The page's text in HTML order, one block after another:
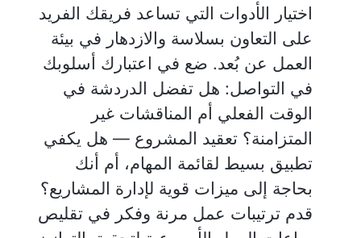
اختيار الأدوات التي تساعد فريقك الفريد
على التعاون بسلاسة والازدهار في بيئة
العمل عن بُعد. ضع في اعتبارك أسلوبك
في التواصل: هل تفضل الدردشة في
الوقت الفعلي أم المناقشات غير
المتزامنة؟ تعقيد المشروع — هل يكفي
تطبيق بسيط لقائمة المهام، أم أنك
بحاجة إلى ميزات قوية لإدارة المشاريع؟
قدم ترتيبات عمل مرنة وفكر في تقليص